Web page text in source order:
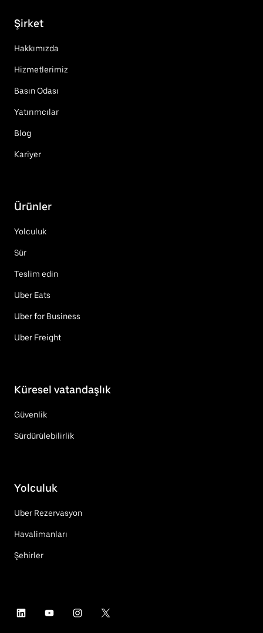
Şirket
Hakkımızda
Hizmetlerimiz
Basın Odası
Yatırımcılar
Blog
Kariyer
Ürünler
Yolculuk
Sür
Teslim edin
Uber Eats
Uber for Business
Uber Freight
Küresel vatandaşlık
Güvenlik
Sürdürülebilirlik
Yolculuk
Uber Rezervasyon
Havalimanları
Şehirler